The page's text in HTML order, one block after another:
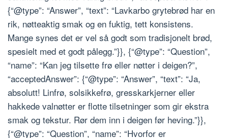
{“@type”: “Answer”, “text”: “Lavkarbo grytebrød har en
rik, nøtteaktig smak og en fuktig, tett konsistens.
Mange synes det er vel så godt som tradisjonelt brød,
spesielt med et godt pålegg.”}}, {“@type”: “Question”,
“name”: “Kan jeg tilsette frø eller nøtter i deigen?”,
“acceptedAnswer”: {“@type”: “Answer”, “text”: “Ja,
absolutt! Linfrø, solsikkefrø, gresskarkjerner eller
hakkede valnøtter er flotte tilsetninger som gir ekstra
smak og tekstur. Rør dem inn i deigen før heving.”}},
{“@type”: “Question”, “name”: “Hvorfor er